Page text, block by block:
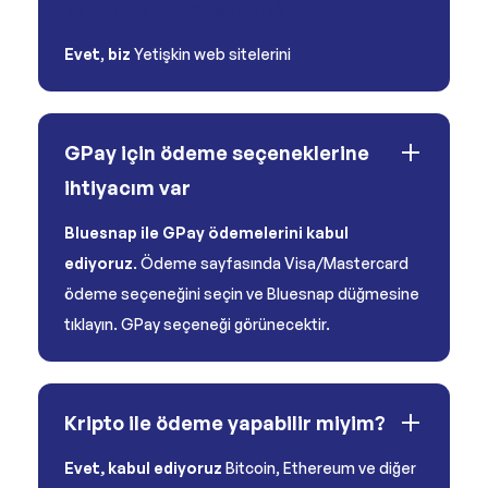
Evet, biz Yetişkin web sitelerini
GPay için ödeme seçeneklerine
ihtiyacım var
Bluesnap ile GPay ödemelerini kabul
ediyoruz. Ödeme sayfasında Visa/Mastercard
ödeme seçeneğini seçin ve Bluesnap düğmesine
tıklayın. GPay seçeneği görünecektir.
Kripto ile ödeme yapabilir miyim?
Evet, kabul ediyoruz Bitcoin, Ethereum ve diğer